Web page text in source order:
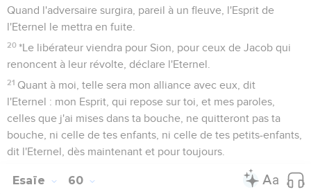
Quand l'adversaire surgira, pareil à un fleuve, l'Esprit de
l'Eternel le mettra en fuite.
20 *Le libérateur viendra pour Sion, pour ceux de Jacob qui
renoncent à leur révolte, déclare l'Eternel.
21 Quant à moi, telle sera mon alliance avec eux, dit
l'Eternel : mon Esprit, qui repose sur toi, et mes paroles,
celles que j'ai mises dans ta bouche, ne quitteront pas ta
bouche, ni celle de tes enfants, ni celle de tes petits-enfants,
dit l'Eternel, dès maintenant et pour toujours.
Esaïe 60